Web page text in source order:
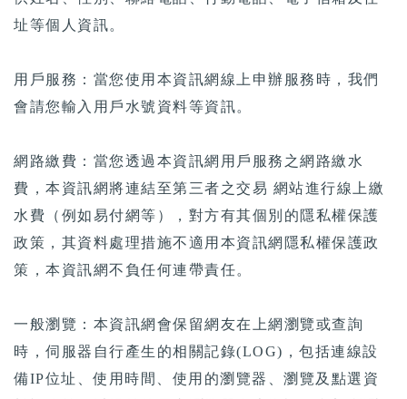
址等個人資訊。
用戶服務：當您使用本資訊網線上申辦服務時，我們
會請您輸入用戶水號資料等資訊。
網路繳費：當您透過本資訊網用戶服務之網路繳水
費，本資訊網將連結至第三者之交易 網站進行線上繳
水費（例如易付網等），對方有其個別的隱私權保護
政策，其資料處理措施不適用本資訊網隱私權保護政
策，本資訊網不負任何連帶責任。
一般瀏覽：本資訊網會保留網友在上網瀏覽或查詢
時，伺服器自行產生的相關記錄(LOG)，包括連線設
備IP位址、使用時間、使用的瀏覽器、瀏覽及點選資